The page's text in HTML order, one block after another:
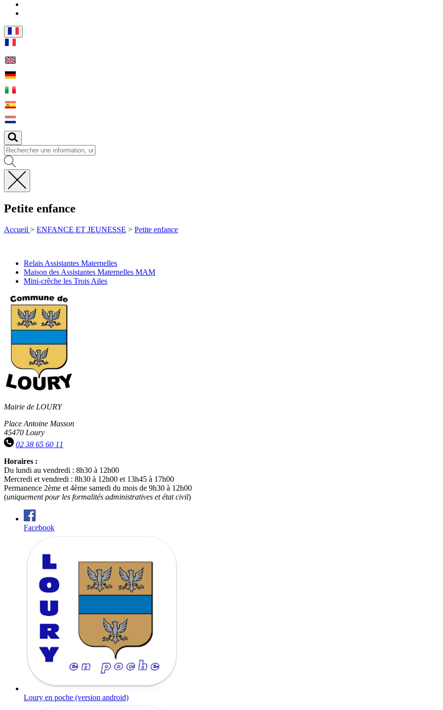
Fermer
recherche
Petite enfance
Accueil > ENFANCE ET JEUNESSE > Petite enfance
Relais
Assistantes
Maternelles
Relais Assistantes Maternelles
Maison
des
Maternelles
MAM
Maison des Assistantes Maternelles MAM
Mini-
les
Trois
Ailes
Mini-crêche les Trois Ailes
Mairie de LOURY
Place Antoine Masson
45470 Loury
02 38 65 60 11
Horaires :
Du lundi au vendredi : 8h30 à 12h00
Mercredi et vendredi : 8h30 à 12h00 et 13h45 à 17h00
Permanence 2ème et 4ème samedi du mois de 9h30 à 12h00
(uniquement pour les formalités administratives et état civil)
Facebook
Loury en poche (version android)